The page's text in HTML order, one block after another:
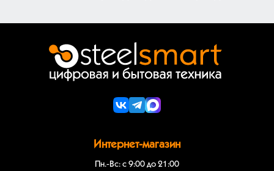
Интернет-магазин
Пн.-Вс: с 9:00 до 21:00